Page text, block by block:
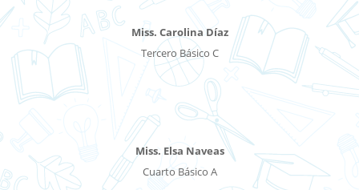
Miss. Carolina Díaz
Tercero Básico C
Miss. Elsa Naveas
Cuarto Básico A